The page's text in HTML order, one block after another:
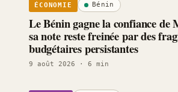
ÉCONOMIE Bénin
Le Bénin gagne la confiance de
sa note reste freinée par des
budgétaires persistantes
9 août 2026 · 6 min